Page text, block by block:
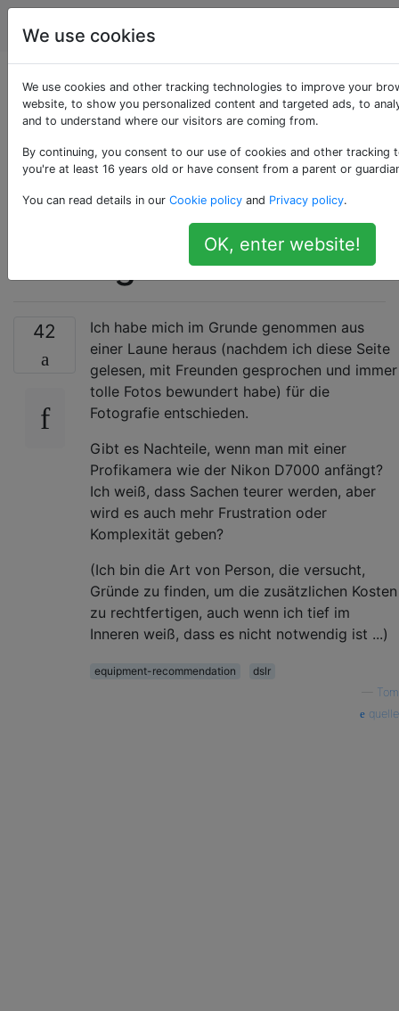
Fotografie
Gibt es neben den
Kosten auch
Nachteile einer
Profikamera für
Anfänger?
42
Ich habe mich im Grunde genommen aus
einer Laune heraus (nachdem ich diese Seite
gelesen, mit Freunden gesprochen und immer
tolle Fotos bewundert habe) für die
Fotografie entschieden.
Gibt es Nachteile, wenn man mit einer
Profikamera wie der Nikon D7000 anfängt?
Ich weiß, dass Sachen teurer werden, aber
wird es auch mehr Frustration oder
Komplexität geben?
(Ich bin die Art von Person, die versucht,
Gründe zu finden, um die zusätzlichen Kosten
zu rechtfertigen, auch wenn ich tief im
Inneren weiß, dass es nicht notwendig ist ...)
equipment-recommendation
dslr
Tom
quelle
We use cookies
We use cookies and other tracking technologies to improve your
website, to show you personalized content and targeted ads, to
and to understand where our visitors are coming from.
By continuing, you consent to our use of cookies and other tracking
you're at least 16 years old or have consent from a parent or
You can read details in our Cookie policy and Privacy policy.
OK, enter website!